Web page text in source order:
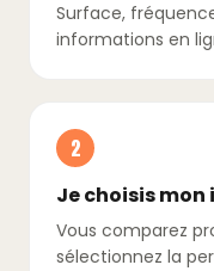
Surface,
informations en
2
Je choisis
Vous comparez
sélectionnez la